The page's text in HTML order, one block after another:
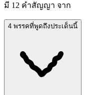
มี 12 คำสัญญา จาก
4 พรรคที่พูดถึงประเด็นนี้